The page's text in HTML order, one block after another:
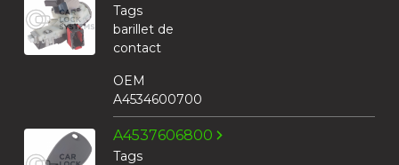
Tags
barillet de
contact
OEM
A4534600700
A4537606800
Tags